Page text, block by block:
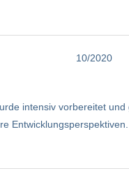
10/2020
intensiv vorbereitet